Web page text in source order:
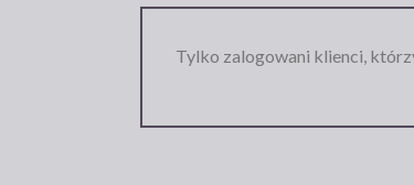
Tylko zalogowani klienci,